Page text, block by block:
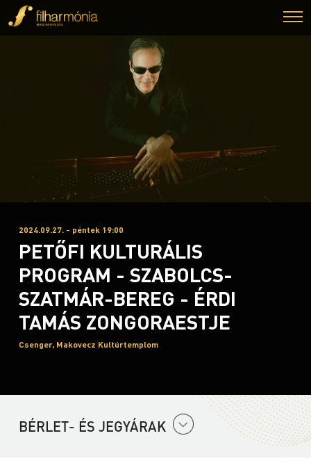
2024.09.27. - péntek 19:00
PETŐFI KULTURÁLIS
PROGRAM - SZABOLCS-
SZATMÁR-BEREG - ÉRDI
TAMÁS ZONGORAESTJE
Csenger, Makovecz Kultúrtemplom
BÉRLET- ÉS JEGYÁRAK